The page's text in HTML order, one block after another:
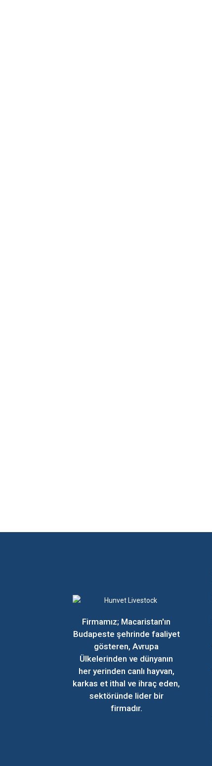
Firmamız; Macaristan'ın
Budapeste şehrinde faaliyet
gösteren, Avrupa
Ülkelerinden ve dünyanın
her yerinden canlı hayvan,
karkas et ithal ve ihraç eden,
sektöründe lider bir
firmadır.